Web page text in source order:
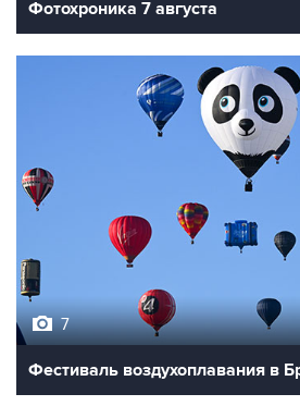
Фотохроника 7 августа
7
Фестиваль воздухоплавания в